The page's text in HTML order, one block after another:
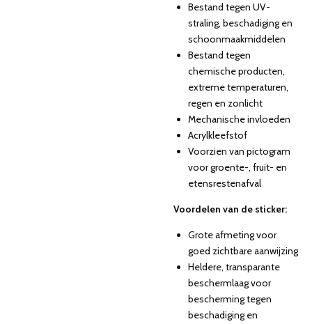
Bestand tegen UV-
straling, beschadiging en
schoonmaakmiddelen
Bestand tegen
chemische producten,
extreme temperaturen,
regen en zonlicht
Mechanische invloeden
Acrylkleefstof
Voorzien van pictogram
voor groente-, fruit- en
etensrestenafval
Voordelen van de sticker:
Grote afmeting voor
goed zichtbare aanwijzing
Heldere, transparante
beschermlaag voor
bescherming tegen
beschadiging en